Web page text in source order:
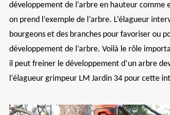
développement de l’arbre en hauteur comme
on prend l’exemple de l’arbre. L’élagueur
bourgeons et des branches pour favoriser ou
développement de l’arbre. Voilà le rôle
il peut freiner le développement d’un arbre
l’élagueur grimpeur LM Jardin 34 pour cette